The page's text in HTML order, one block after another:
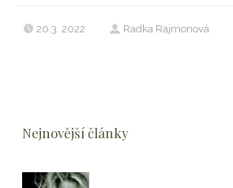
20.3. 2022 Radka Rajmonová
Nejnovější články